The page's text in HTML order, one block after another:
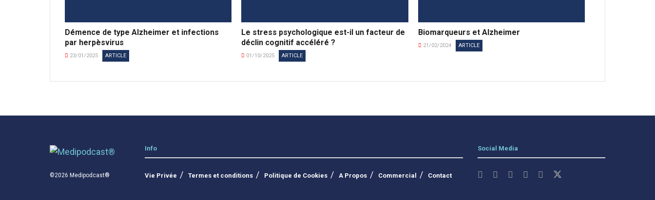
Démence de type Alzheimer et infections
par herpèsvirus
23/01/2025 ARTICLE
Le stress psychologique est-il un facteur de
déclin cognitif accéléré ?
01/10/2025 ARTICLE
Biomarqueurs et Alzheimer
21/02/2024 ARTICLE
©2026 Medipodcast®
Info
Vie Privée Termes et conditions Politique de Cookies A Propos Commercial Contact
Social Media